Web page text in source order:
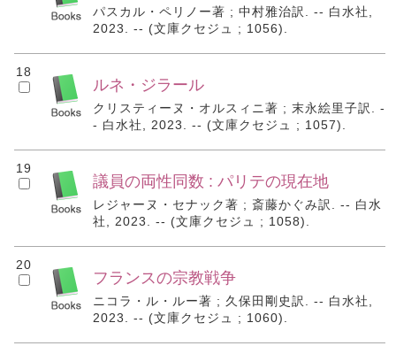
パスカル・ペリノー著 ; 中村雅治訳. -- 白水社,
2023. -- (文庫クセジュ ; 1056).
18
ルネ・ジラール
クリスティーヌ・オルスィニ著 ; 末永絵里子訳. -
- 白水社, 2023. -- (文庫クセジュ ; 1057).
19
議員の両性同数 : パリテの現在地
レジャーヌ・セナック著 ; 斎藤かぐみ訳. -- 白水
社, 2023. -- (文庫クセジュ ; 1058).
20
フランスの宗教戦争
ニコラ・ル・ルー著 ; 久保田剛史訳. -- 白水社,
2023. -- (文庫クセジュ ; 1060).